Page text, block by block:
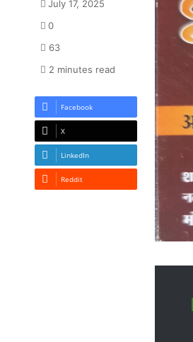
July 17, 2025
0
63
2 minutes read
Facebook
X
LinkedIn
Reddit